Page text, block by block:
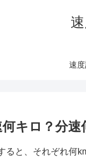
速
キロ？分速
と、それぞれ何